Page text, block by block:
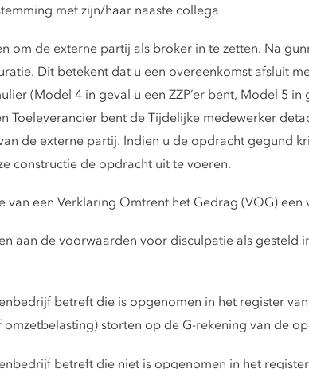
met zijn/haar naaste collega
om de externe partij als broker in te zetten. Na
Dit betekent dat u een overeenkomst afsluit
(Model 4 in geval u een ZZP’er bent, Model 5
Toeleverancier bent de Tijdelijke medewerker
de externe partij. Indien u de opdracht gegund
constructie de opdracht uit te voeren.
een Verklaring Omtrent het Gedrag (VOG) een
aan de voorwaarden voor disculpatie als gesteld
betreft die is opgenomen in het register
storten op de G-rekening van de
betreft die niet is opgenomen in het